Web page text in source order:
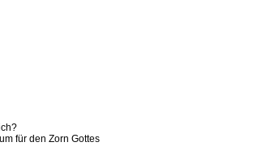
für den Zorn Gottes